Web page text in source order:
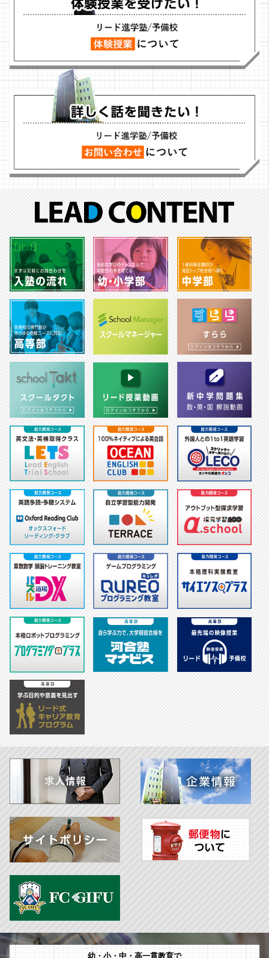
幼・小・中・高一貫教育で